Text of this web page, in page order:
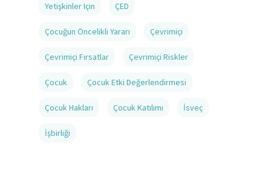
Yetişkinler Için ÇED
Çocuğun Öncelikli Yararı Çevrimiçi
Çevrimiçi Fırsatlar Çevrimiçi Riskler
Çocuk Çocuk Etki Değerlendirmesi
Çocuk Hakları Çocuk Katılımı İsveç
İşbirliği